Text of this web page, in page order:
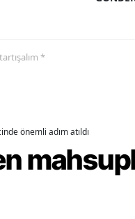
*
önemli adım atıldı